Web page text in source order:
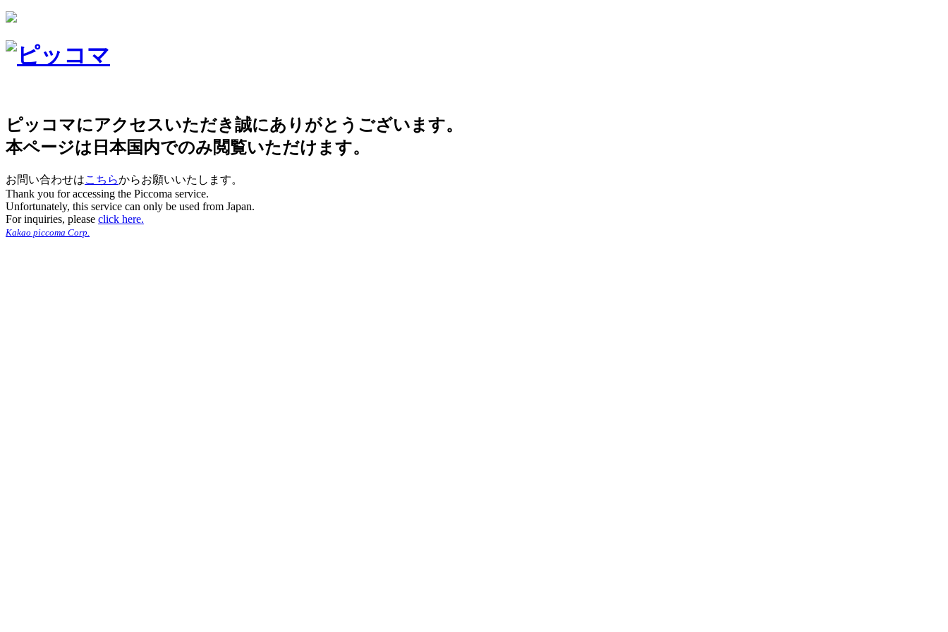
ピッコマにアクセスいただき誠にありがとうございます。
本ページは日本国内でのみ閲覧いただけます。
お問い合わせはこちらからお願いいたします。
Thank you for accessing the Piccoma service.
Unfortunately, this service can only be used from Japan.
For inquiries, please click here.
Kakao piccoma Corp.